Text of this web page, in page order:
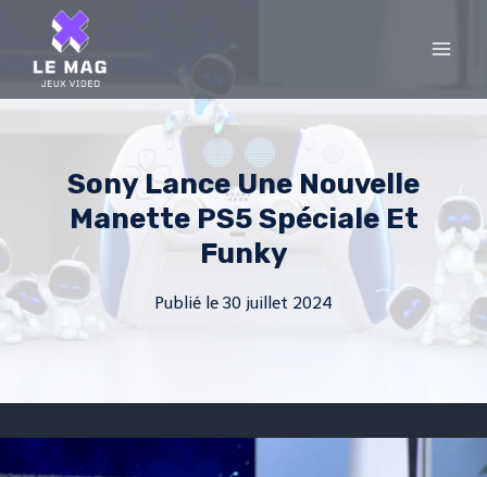
content
Sony Lance Une Nouvelle
Manette PS5 Spéciale Et
Funky
Publié le 30 juillet 2024